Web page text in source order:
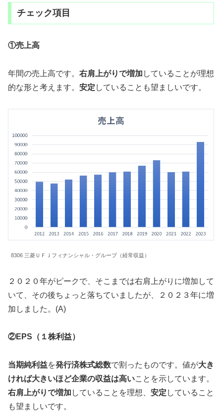
チェック項目
①売上高
年間の売上高です。 右肩上がりで増加 していることが理想
的な形と考えます。 安定 していることも望ましいです。
8306 三菱ＵＦＪフィナンシャル・グループ（経常収益）
２０２０年がピークで、そこまでは右肩上がりに増加して
いて、その後ちょっと落ちていましたが、２０２３年に増
加しました。(A)
②EPS（１株利益）
当期純利益を発行済株式総数で割ったものです。値が大き
ければ大きいほど企業の収益は高いことを示しています。
右肩上がりで増加 していることを理想、 安定 していること
も望ましいです。